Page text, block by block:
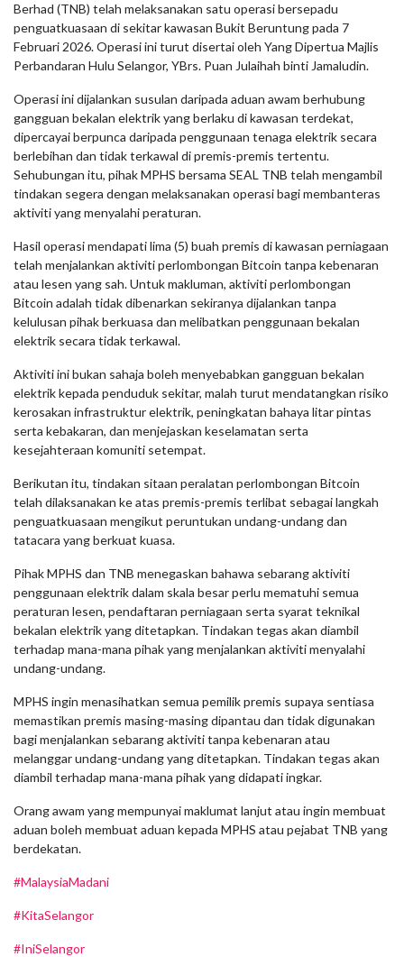
Berhad (TNB) telah melaksanakan satu operasi bersepadu
penguatkuasaan di sekitar kawasan Bukit Beruntung pada 7
Februari 2026. Operasi ini turut disertai oleh Yang Dipertua Majlis
Perbandaran Hulu Selangor, YBrs. Puan Julaihah binti Jamaludin.
Operasi ini dijalankan susulan daripada aduan awam berhubung
gangguan bekalan elektrik yang berlaku di kawasan terdekat,
dipercayai berpunca daripada penggunaan tenaga elektrik secara
berlebihan dan tidak terkawal di premis-premis tertentu.
Sehubungan itu, pihak MPHS bersama SEAL TNB telah mengambil
tindakan segera dengan melaksanakan operasi bagi membanteras
aktiviti yang menyalahi peraturan.
Hasil operasi mendapati lima (5) buah premis di kawasan perniagaan
telah menjalankan aktiviti perlombongan Bitcoin tanpa kebenaran
atau lesen yang sah. Untuk makluman, aktiviti perlombongan
Bitcoin adalah tidak dibenarkan sekiranya dijalankan tanpa
kelulusan pihak berkuasa dan melibatkan penggunaan bekalan
elektrik secara tidak terkawal.
Aktiviti ini bukan sahaja boleh menyebabkan gangguan bekalan
elektrik kepada penduduk sekitar, malah turut mendatangkan risiko
kerosakan infrastruktur elektrik, peningkatan bahaya litar pintas
serta kebakaran, dan menjejaskan keselamatan serta
kesejahteraan komuniti setempat.
Berikutan itu, tindakan sitaan peralatan perlombongan Bitcoin
telah dilaksanakan ke atas premis-premis terlibat sebagai langkah
penguatkuasaan mengikut peruntukan undang-undang dan
tatacara yang berkuat kuasa.
Pihak MPHS dan TNB menegaskan bahawa sebarang aktiviti
penggunaan elektrik dalam skala besar perlu mematuhi semua
peraturan lesen, pendaftaran perniagaan serta syarat teknikal
bekalan elektrik yang ditetapkan. Tindakan tegas akan diambil
terhadap mana-mana pihak yang menjalankan aktiviti menyalahi
undang-undang.
MPHS ingin menasihatkan semua pemilik premis supaya sentiasa
memastikan premis masing-masing dipantau dan tidak digunakan
bagi menjalankan sebarang aktiviti tanpa kebenaran atau
melanggar undang-undang yang ditetapkan. Tindakan tegas akan
diambil terhadap mana-mana pihak yang didapati ingkar.
Orang awam yang mempunyai maklumat lanjut atau ingin membuat
aduan boleh membuat aduan kepada MPHS atau pejabat TNB yang
berdekatan.
#MalaysiaMadani
#KitaSelangor
#IniSelangor